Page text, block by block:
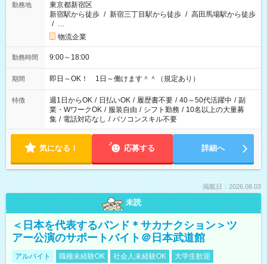
勤務地
東京都新宿区
新宿駅から徒歩 / 新宿三丁目駅から徒歩 / 高田馬場駅から徒歩
/ …
物流企業
勤務時間 9:00～18:00
期間 即日～OK！ 1日～働けます＾＾（規定あり）
特徴 週1日からOK / 日払いOK / 履歴書不要 / 40～50代活躍中 / 副
業・WワークOK / 服装自由 / シフト勤務 / 10名以上の大量募
集 / 電話対応なし / パソコンスキル不要
気になる！ 応募する 詳細へ
掲載日：2026.08.03
未読
＜日本を代表するバンド＊サカナクション＞ツ
アー公演のサポートバイト＠日本武道館
アルバイト 職種未経験OK 社会人未経験OK 大学生歓迎